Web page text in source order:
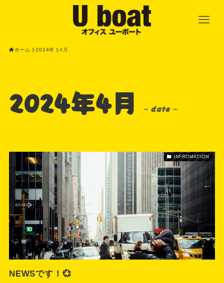
ホーム 2024年 4月
2024年4月 – date –
INFROMATION
NEWSです！💞